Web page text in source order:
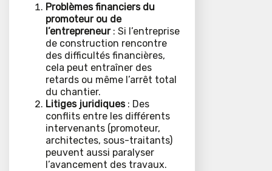
Problèmes financiers du
promoteur ou de
l’entrepreneur: Si l’entreprise
de construction rencontre
des difficultés financières,
cela peut entraîner des
retards ou même l’arrêt total
du chantier.
Litiges juridiques: Des
conflits entre les différents
intervenants (promoteur,
architectes, sous-traitants)
peuvent aussi paralyser
l’avancement des travaux.